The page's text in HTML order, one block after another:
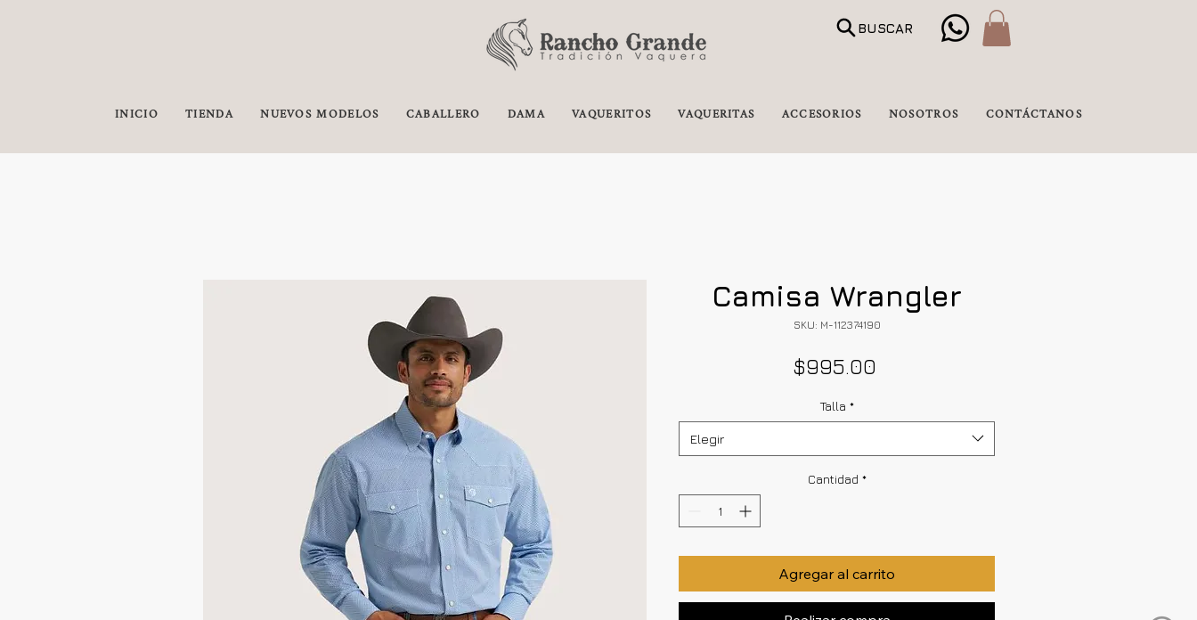
BUSCAR
INICIO TIENDA NUEVOS MODELOS CABALLERO DAMA VAQUERITOS VAQUERITAS ACCESORIOS NOSOTROS CONTÁCTANOS
Camisa Wrangler
SKU: M-112374190
$995.00
Talla *
Elegir
Cantidad *
Agregar al carrito